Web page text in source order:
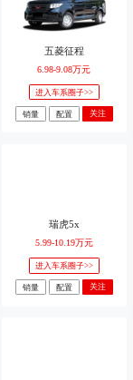
五菱征程
6.98-9.08万元
进入车系圈子>>
销量 配置 关注
瑞虎5x
5.99-10.19万元
进入车系圈子>>
销量 配置 关注